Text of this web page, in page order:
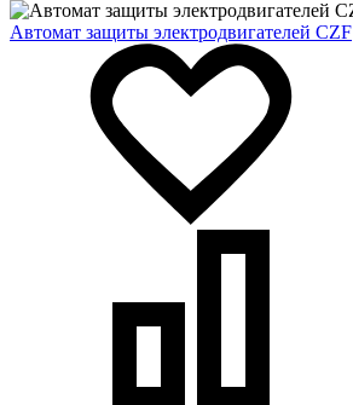
Автомат защиты электродвигателей CZF